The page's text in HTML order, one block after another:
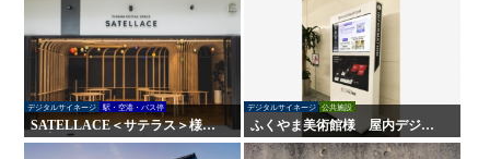
デジタルサイネージ 駅・空港・バス停
SATELLACE＜サテラス＞様
屋内外サイン・デジタルサイネ
デジタルサイネージ 公共施設
ふくやま美術館様 屋内デジタ
ルサイネージ